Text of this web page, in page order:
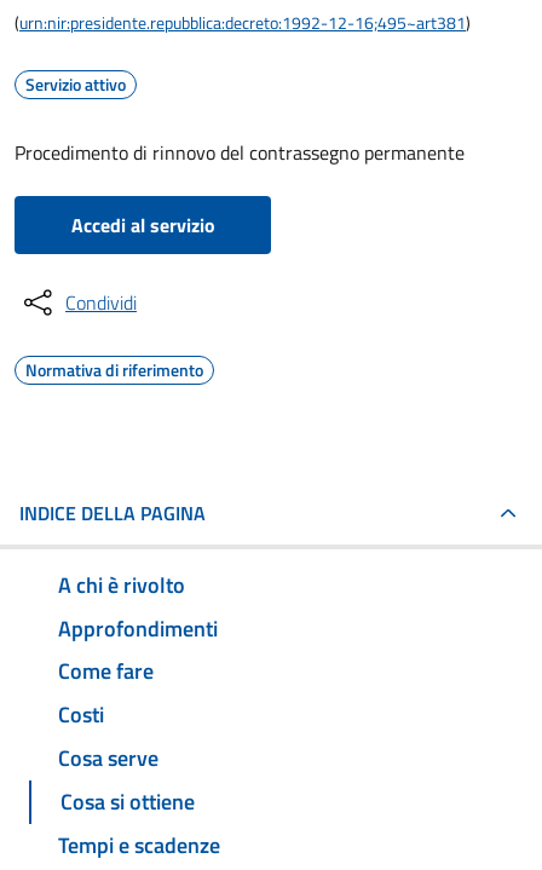
(urn:nir:presidente.repubblica:decreto:1992-12-16;495~art381)
Servizio attivo
Procedimento di rinnovo del contrassegno permanente
Accedi al servizio
Condividi
Normativa di riferimento
INDICE DELLA PAGINA
A chi è rivolto
Approfondimenti
Come fare
Costi
Cosa serve
Cosa si ottiene
Tempi e scadenze